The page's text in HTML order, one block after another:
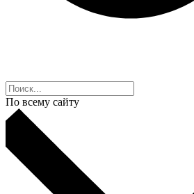
По всему сайту